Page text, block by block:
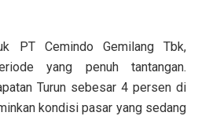
PT Cemindo Gemilang Tbk,
yang penuh tantangan.
Turun sebesar 4 persen di
kondisi pasar yang sedang